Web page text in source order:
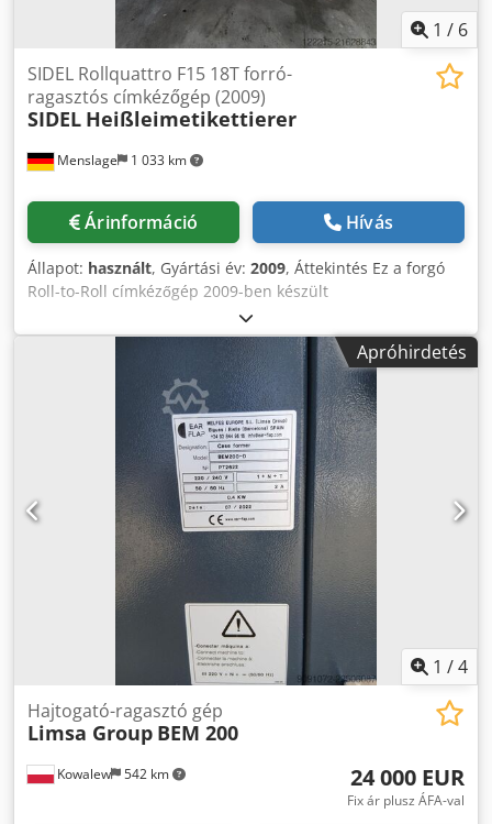
1 / 6
Menslage 1 033 km
SIDEL Rollquattro F15 18T forró-
ragasztós címkézőgép (2009)
SIDEL Heißleimetikettierer
Árinformáció Hívás
Állapot: használt, Gyártási év: 2009, Áttekintés Ez a forgó
Roll-to-Roll címkézőgép 2009-ben készült
Franciaországban, SIDEL gyártásában. A Rollquattro F15
18T-t PET palackok Roll-to-Roll címkézésére tervezték
italpalackozó üzemek részére. A gép 18 palacktányéros
forgórendszerrel működik, mechanikus bütykös vezérléssel
és kézi címkeadagolóval szerelve. Műszaki adatok -
Teljesítmény: kb. 18.000 palack/óra - Formátumok: 0,5 l /
1,0 l / 1,5 l / 2,0 l Djdjyyb Snopfx Amyjck - Alkalmazás: PET
palackok tekercses címkézése - Konfiguráció: 18 tányéros
körasztalos gép, mechanikus bütykös meghajtás, kézi
címkefeltöltő - Csatlakozási adatok: 400 V / 50 Hz / 23 kW /
46 A Szállítási terjedelem - Címkézőgép | SIDEL |
Rollquattro F15 18T | 2009 | Forgó tekercses címkéző, 18
tányérral - Hűtőegység | Kelvin Cool-Power | Külső
hűtőegység - Vezérlés | Kezelőpult folyamatkijelzőkkel
Apróhirdetés
1 /4
Kowalew 542 km
Hajtogató-ragasztó gép
Limsa Group BEM 200
24 000 EUR
Fix ár plusz ÁFA-val